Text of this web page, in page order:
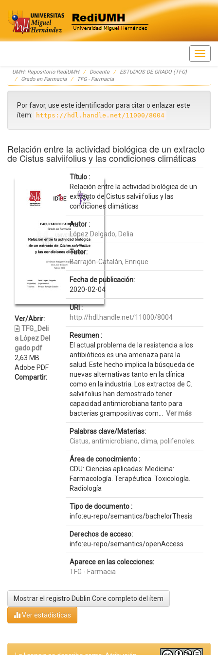
Skip
navigation
UMH: Repositorio RediUMH Docente
ESTUDIOS DE GRADO (TFG)
Grado en Farmacia
TFG - Farmacia
Por favor, use este identificador para citar o enlazar este
ítem:
https://hdl.handle.net/11000/8004
Relación entre la actividad biológica de un extracto
de Cistus salviifolius y las condiciones climáticas
Ver/Abrir:
TFG_Deli
a López Del
gado.pdf
2,63 MB
Adobe PDF
Compartir:
Título :
Relación entre la actividad biológica de un
extracto de Cistus salviifolius y las
condiciones climáticas
Autor :
López Delgado, Delia
Tutor:
Barrajón-Catalán, Enrique
Fecha de publicación:
2020-02-04
URI :
http://hdl.handle.net/11000/8004
Resumen :
El actual problema de la resistencia a los
antibióticos es una amenaza para la
salud. Este hecho implica la búsqueda de
nuevas alternativas tanto en la clínica
como en la industria. Los extractos de C.
salviifolius han demostrado tener
capacidad antimicrobiana tanto para
bacterias grampositivas com... Ver más
Palabras clave/Materias:
Cistus, antimicrobiano, clima, polifenoles.
Área de conocimiento :
CDU: Ciencias aplicadas: Medicina:
Farmacología. Terapéutica. Toxicología.
Radiología
Tipo de documento :
info:eu-repo/semantics/bachelorThesis
Derechos de acceso:
info:eu-repo/semantics/openAccess
Aparece en las colecciones:
TFG - Farmacia
Mostrar el registro Dublin Core completo del ítem
Ver estadísticas